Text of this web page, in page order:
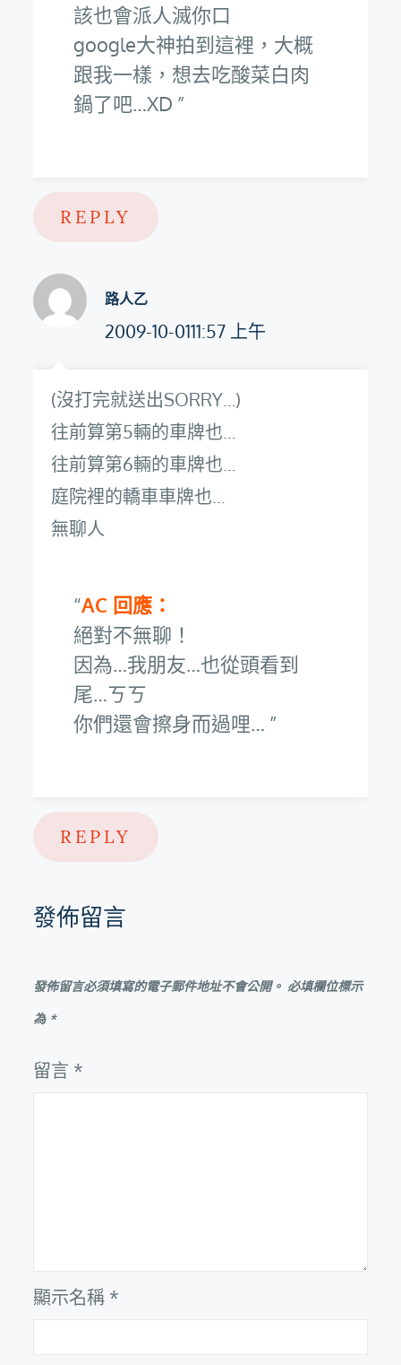
該也會派人滅你口
google大神拍到這裡，大概
跟我一樣，想去吃酸菜白肉
鍋了吧…XD
REPLY
路人乙
2009-10-0111:57 上午
(沒打完就送出SORRY…)
往前算第5輛的車牌也…
往前算第6輛的車牌也…
庭院裡的轎車車牌也…
無聊人
AC 回應：
絕對不無聊！
因為…我朋友…也從頭看到
尾…ㄎㄎ
你們還會擦身而過哩…
REPLY
發佈留言
發佈留言必須填寫的電子郵件地址不會公開。 必填欄位標示
為 *
留言 *
顯示名稱 *